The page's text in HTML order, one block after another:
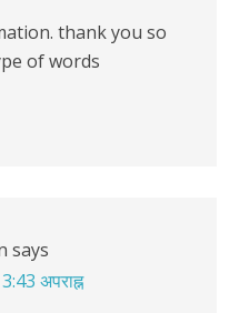
thank you so
of words
says
अपराह्न